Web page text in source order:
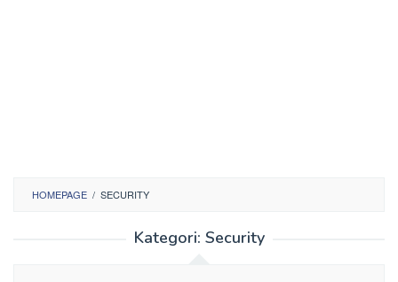
HOMEPAGE / SECURITY
Kategori: Security